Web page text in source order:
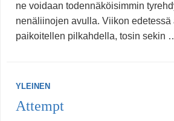
ne voidaan todennäköisimmin
nenäliinojen avulla. Viikon edetessä
paikoitellen pilkahdella, tosin sekin
YLEINEN
Attempt